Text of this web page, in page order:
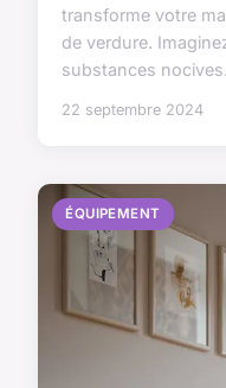
transforme votre
de verdure.
substances
22 septembre 2024
ÉQUIPEMENT